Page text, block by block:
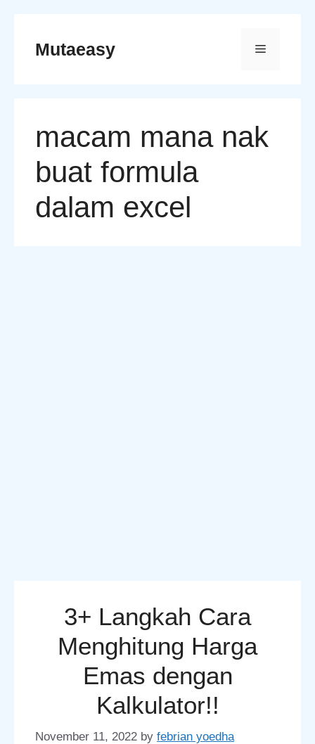
contentMutaeasy Menu
macam mana nak
buat formula
dalam excel
3+ Langkah Cara
Menghitung Harga
Emas dengan
Kalkulator!!
November 11, 2022 by febrian yoedha